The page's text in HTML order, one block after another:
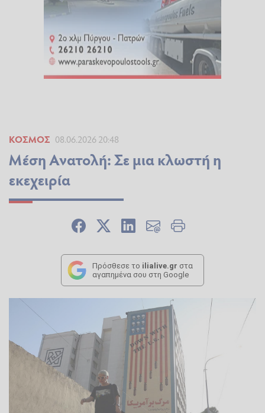
ΚΌΣΜΟΣ 08.06.2026 20:48
Μέση Ανατολή: Σε μια κλωστή η
εκεχειρία
Πρόσθεσε το ilialive.gr στα
αγαπημένα σου στη Google